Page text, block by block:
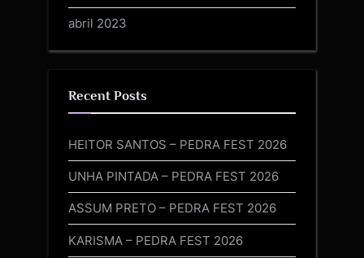
abril 2023
Recent Posts
HEITOR SANTOS – PEDRA FEST 2026
UNHA PINTADA – PEDRA FEST 2026
ASSUM PRETO – PEDRA FEST 2026
KARISMA – PEDRA FEST 2026